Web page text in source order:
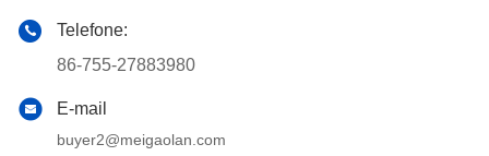
Telefone:
86-755-27883980
E-mail
buyer2@meigaolan.com